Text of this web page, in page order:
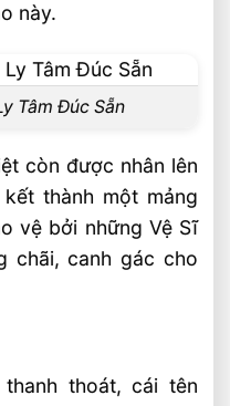
này.
Tâm Đúc Sẵn
còn được nhân lên
thành một mảng
vệ bởi những Vệ Sĩ
chãi, canh gác cho
thoát, cái tên